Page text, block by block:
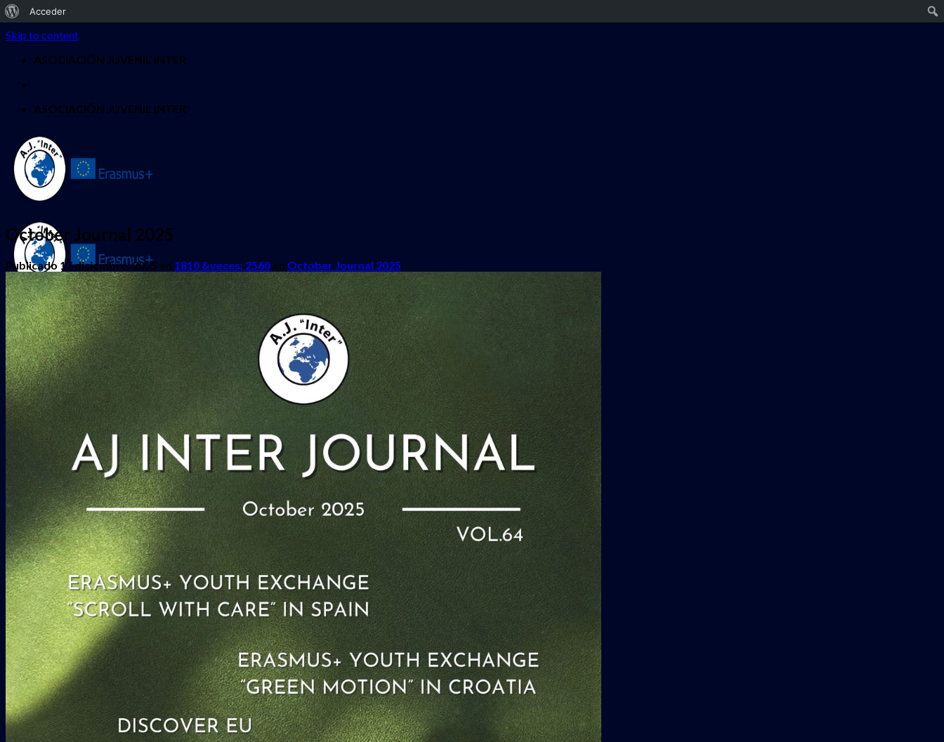
Skip to content
ASOCIACIÓN JUVENIL INTER
ASOCIACIÓN JUVENIL INTER
INICIO
QUIENES SOMOS
PROYECTOS
Erasmus + Juventud
CES
Galería
COLABORADORES
CONTACTO
October Journal 2025
Publicado 17 diciembre, 2025 en 1810 &veces; 2560 en October Journal 2025
Acerca
de
WordPress
Acceder